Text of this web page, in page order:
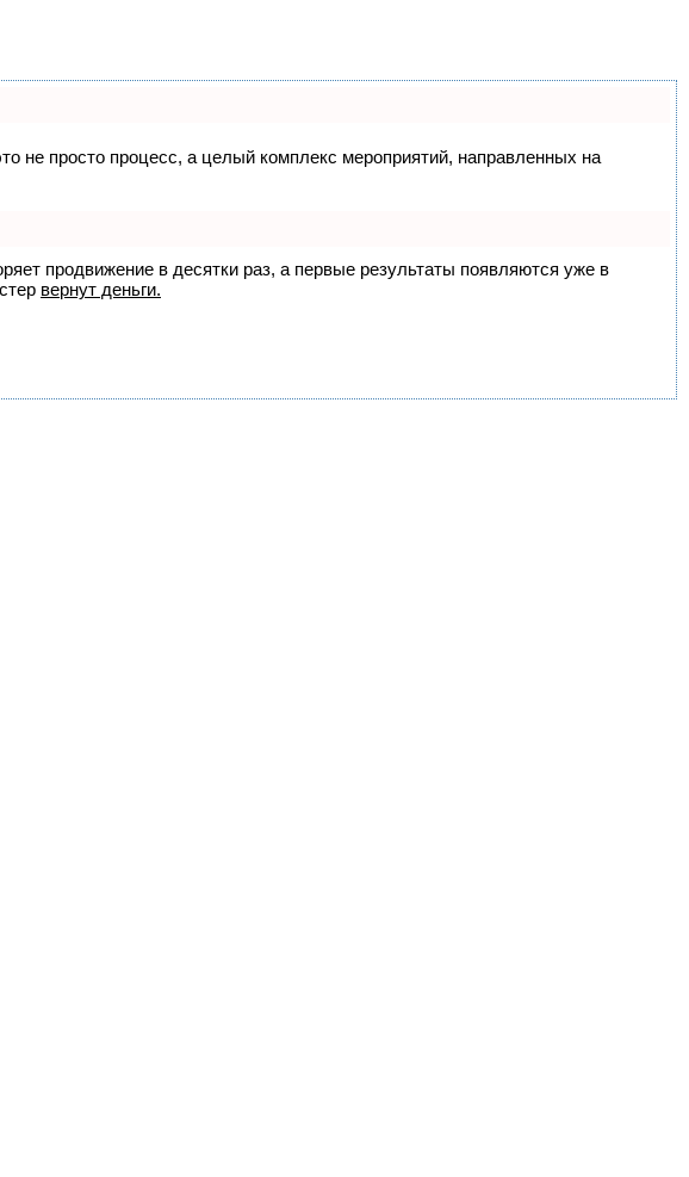
не просто процесс, а целый комплекс мероприятий, направленных на
продвижение в десятки раз, а первые результаты появляются уже в
вернут деньги.